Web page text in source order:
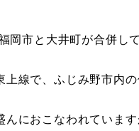
岡市と大井町が合併し
線で、ふじみ野市内
におこなわれていま